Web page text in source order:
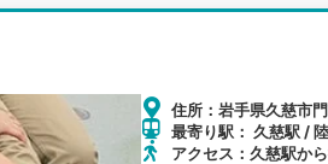
住所：岩手県久慈市
最寄り駅： 久慈駅 /
アクセス：久慈駅か